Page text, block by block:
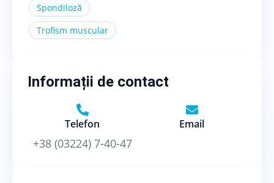
Spondiloză
Trofism muscular
Informații de contact
Telefon
+38 (03224) 7-40-47
Email